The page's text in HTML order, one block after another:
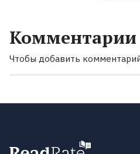
Комментарии
Чтобы добавить